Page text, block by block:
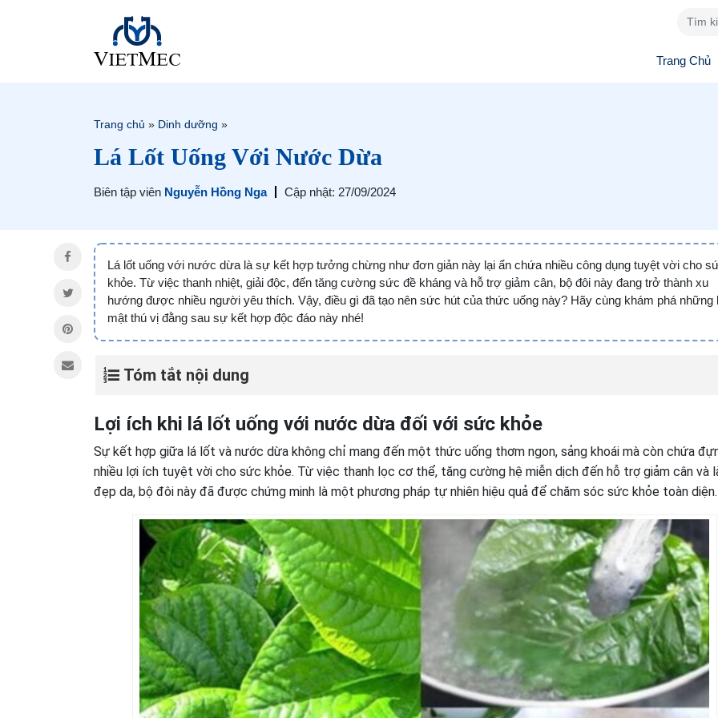
Trang Chủ
Trang chủ » Dinh dưỡng »
Lá Lốt Uống Với Nước Dừa
Biên tập viên Nguyễn Hồng Nga Cập nhật: 27/09/2024
Lá lốt uống với nước dừa là sự kết hợp tưởng chừng như đơn giản này lại ẩn chứa nhiều công dụng tuyệt vời cho
khỏe. Từ việc thanh nhiệt, giải độc, đến tăng cường sức đề kháng và hỗ trợ giảm cân, bộ đôi này đang trở thành xu
hướng được nhiều người yêu thích. Vậy, điều gì đã tạo nên sức hút của thức uống này? Hãy cùng khám phá những
mật thú vị đằng sau sự kết hợp độc đáo này nhé!
Tóm tắt nội dung
Lợi ích khi lá lốt uống với nước dừa đối với sức khỏe
Sự kết hợp giữa lá lốt và nước dừa không chỉ mang đến một thức uống thơm ngon, sảng khoái mà còn chứa
nhiều lợi ích tuyệt vời cho sức khỏe. Từ việc thanh lọc cơ thể, tăng cường hệ miễn dịch đến hỗ trợ giảm cân và
đẹp da, bộ đôi này đã được chứng minh là một phương pháp tự nhiên hiệu quả để chăm sóc sức khỏe toàn diện.